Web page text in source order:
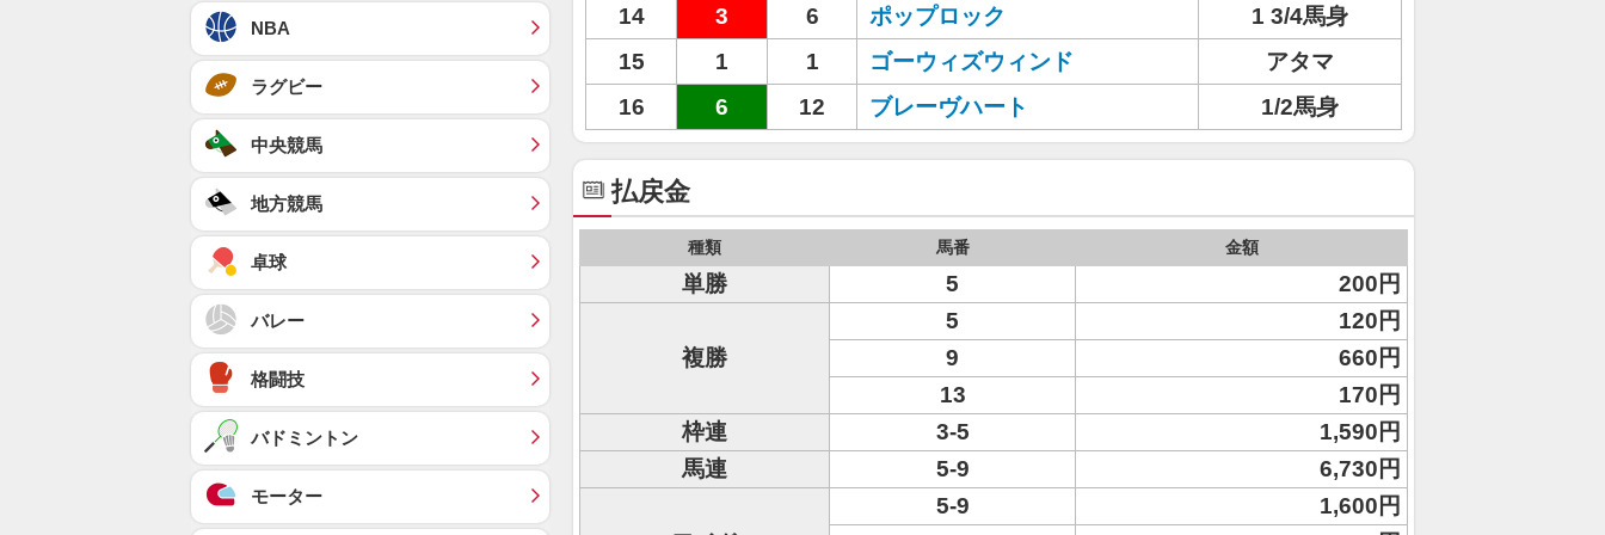
14 3 6 ポップロック
1 3/4馬身
15
1 1 ゴーウィズウィンド
アタマ
16
6 12 ブレーヴハート 1/2馬身
払戻金
種類 馬番 金額
単勝 5 200円
複勝
5
120円
9
660円
13
170円
枠連
3-5
1,590円
馬連
5-9 6,730円
5-9
1,600円
NBA
ラグビー
中央競馬
地方競馬
卓球
バレー
格闘技
バドミントン
モーター